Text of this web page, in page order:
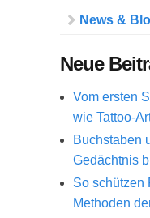
News &
Neue
Vom ersten
wie Tattoo-
Buchstaben
Gedächtnis
So schützen
Methoden